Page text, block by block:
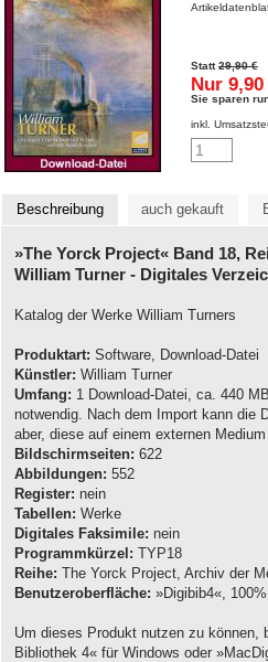
Statt29,90 €
Nur 9,90
Sie sparen
inkl.
Beschreibung auch gekauft
»The Yorck Project« Band 18,
William Turner - Digitales
Katalog der Werke William Turners
Produktart: Software, Download-Datei
Künstler: William Turner
Umfang: 1 Download-Datei, ca. 440
notwendig. Nach dem Import kann die
aber, diese auf einem externen
Bildschirmseiten: 622
Abbildungen: 552
Register: nein
Tabellen: Werke
Digitales Faksimile: nein
Programmkürzel: TYP18
Reihe: The Yorck Project, Archiv der
Benutzeroberfläche: »Digibib4«,
Um dieses Produkt nutzen zu können,
Bibliothek 4« für Windows oder